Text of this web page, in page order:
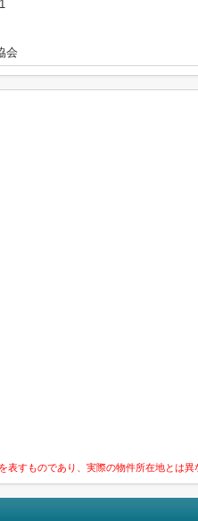
会
すものであり、実際の物件所在地とは異